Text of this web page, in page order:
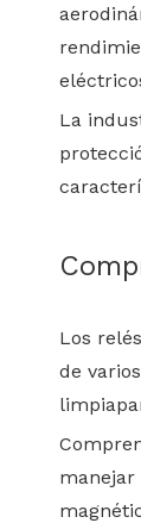
La
Los
de
manejar